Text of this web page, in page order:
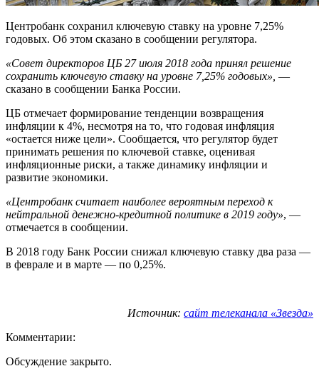
Центробанк сохранил ключевую ставку на уровне 7,25%
годовых. Об этом сказано в сообщении регулятора.
«Совет директоров ЦБ 27 июля 2018 года принял решение
сохранить ключевую ставку на уровне 7,25% годовых», —
сказано в сообщении Банка России.
ЦБ отмечает формирование тенденции возвращения
инфляции к 4%, несмотря на то, что годовая инфляция
«остается ниже цели». Сообщается, что регулятор будет
принимать решения по ключевой ставке, оценивая
инфляционные риски, а также динамику инфляции и
развитие экономики.
«Центробанк считает наиболее вероятным переход к
нейтральной денежно-кредитной политике в 2019 году», —
отмечается в сообщении.
В 2018 году Банк России снижал ключевую ставку два раза —
в феврале и в марте — по 0,25%.
Источник: сайт телеканала «Звезда»
Комментарии:
Обсуждение закрыто.